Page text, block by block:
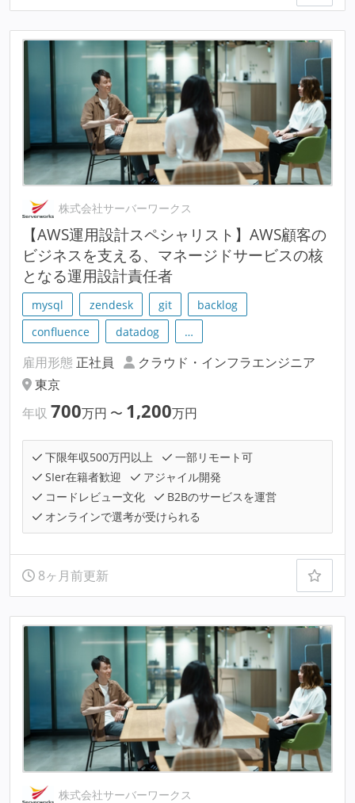
株式会社サーバーワークス
【AWS運用設計スペシャリスト】AWS顧客の
ビジネスを支える、マネージドサービスの核
となる運用設計責任者
mysql zendesk git
backlog
confluence
datadog …
雇用形態 正社員
クラウド・インフラエンジニア
東京
年収 700万円 〜 1,200万円
下限年収500万円以上
一部リモート可
SIer在籍者歓迎
アジャイル開発
コードレビュー文化
B2Bのサービスを運営
オンラインで選考が受けられる
8ヶ月前更新
株式会社サーバーワークス